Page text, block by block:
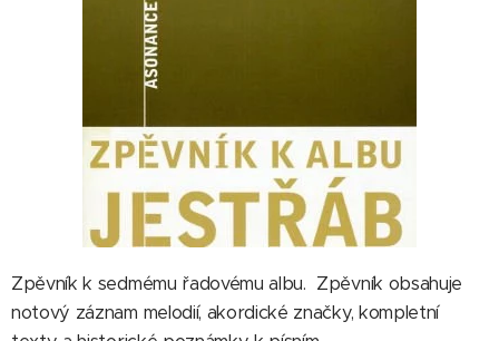
Zpěvník k sedmému řadovému albu. Zpěvník obsahuje
notový záznam melodií, akordické značky, kompletní